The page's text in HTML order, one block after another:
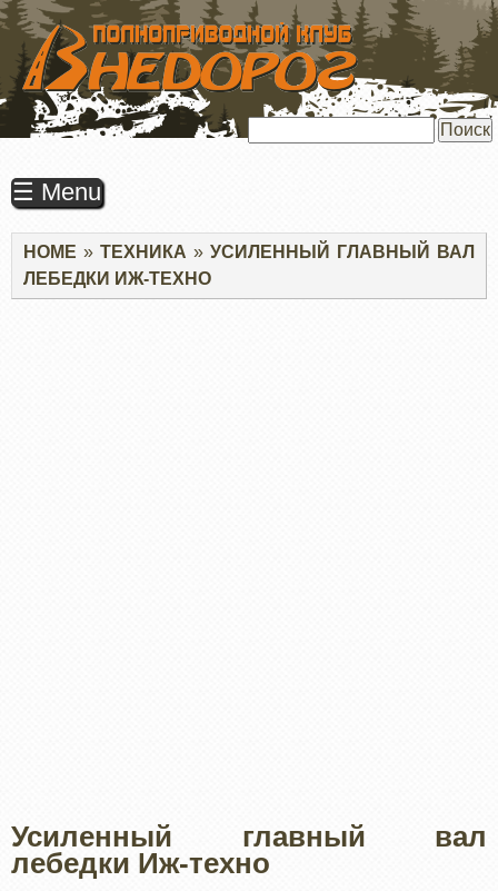
ПЕРЕЙТИ
ОСНОВНОМУ
СОДЕРЖАНИЮ
☰ Menu
Строка
навигации
HOME ТЕХНИКА
УСИЛЕННЫЙ ГЛАВНЫЙ ВАЛ
ЛЕБЕДКИ ИЖ-ТЕХНО
Усиленный главный вал
лебедки Иж-техно